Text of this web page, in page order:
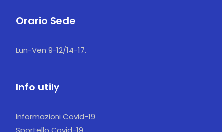
Orario Sede
Lun-Ven 9-12/14-17.
Info utily
Informazioni Covid-19
Sportello Covid-19